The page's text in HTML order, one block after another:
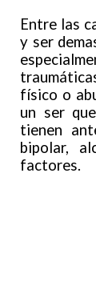
Entre las
y ser
físico o
un ser
tienen
bipolar,
factores.